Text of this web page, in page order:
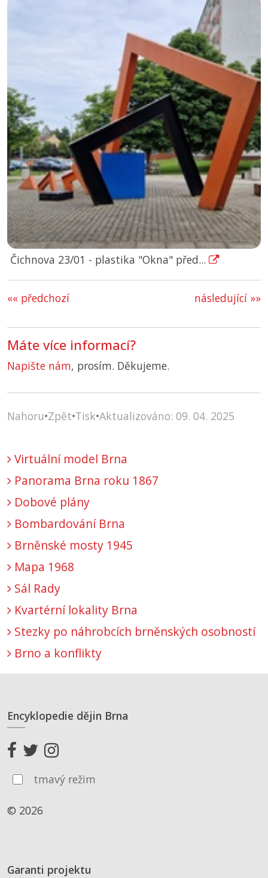
Čichnova 23/01 - plastika "Okna" před...
«« předchozí následující »»
Máte více informací?
Napište nám, prosím. Děkujeme.
Nahoru•Zpět•Tisk•Aktualizováno: 09. 04. 2025
Virtuální model Brna
Panorama Brna roku 1867
Dobové plány
Bombardování Brna
Brněnské mosty 1945
Mapa 1968
Sál Rady
Kvartérní lokality Brna
Stezky po náhrobcích brněnských osobností
Brno a konflikty
Encyklopedie dějin Brna
tmavý režim
© 2026
Garanti projektu